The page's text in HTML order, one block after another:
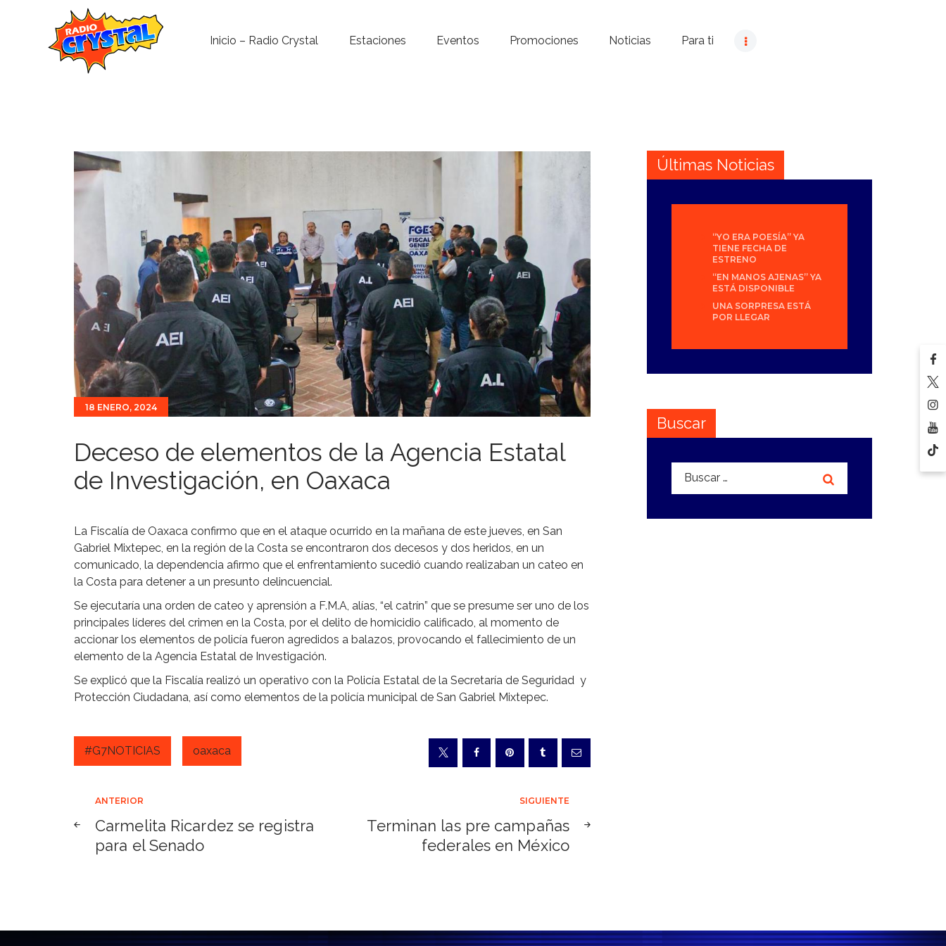
Inicio – Radio Crystal Estaciones Eventos Promociones Noticias Para ti
Noticias
Para ti
Contacto
18 ENERO, 2024
Deceso de elementos de la Agencia Estatal
de Investigación, en Oaxaca
La Fiscalía de Oaxaca confirmo que en el ataque ocurrido en la mañana de este jueves, en San
Gabriel Mixtepec, en la región de la Costa se encontraron dos decesos y dos heridos, en un
comunicado, la dependencia afirmo que el enfrentamiento sucedió cuando realizaban un cateo en
la Costa para detener a un presunto delincuencial.
Se ejecutaría una orden de cateo y aprensión a F.M.A, alías, “el catrín” que se presume ser uno de los
principales líderes del crimen en la Costa, por el delito de homicidio calificado, al momento de
accionar los elementos de policía fueron agredidos a balazos, provocando el fallecimiento de un
elemento de la Agencia Estatal de Investigación.
Se explicó que la Fiscalía realizó un operativo con la Policía Estatal de la Secretaría de Seguridad y
Protección Ciudadana, así como elementos de la policía municipal de San Gabriel Mixtepec.
#G7NOTICIAS oaxaca
Navegación
de
ANTERIOR
Carmelita Ricardez se registra
para el Senado
SIGUIENTE
Terminan las pre campañas
federales en México
Últimas Noticias
“YO ERA POESÍA” YA
TIENE FECHA DE
ESTRENO
“EN MANOS AJENAS” YA
ESTÁ DISPONIBLE
UNA SORPRESA ESTÁ
POR LLEGAR
Buscar
Buscar: